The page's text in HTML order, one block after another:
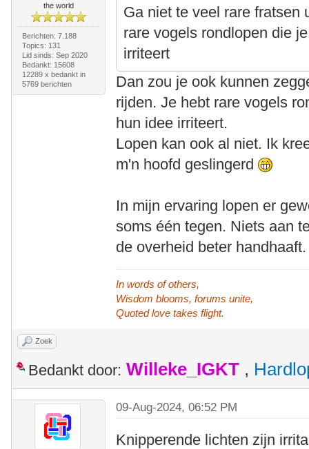
the world
Berichten: 7.188
Topics: 131
Lid sinds: Sep 2020
Bedankt: 15608
12289 x bedankt in
5769 berichten
Ga niet te veel rare fratsen
rare vogels rondlopen die
irriteert
Dan zou je ook kunnen
rijden. Je hebt rare vogels
hun idee irriteert.
Lopen kan ook al niet. Ik
m'n hoofd geslingerd
In mijn ervaring lopen er
soms één tegen. Niets aan
de overheid beter handhaaft.
In words of others,
Wisdom blooms, forums unite,
Quoted love takes flight.
Zoek
Bedankt door: Willeke_IGKT ,
09-Aug-2024, 06:52 PM
Knipperende lichten zijn